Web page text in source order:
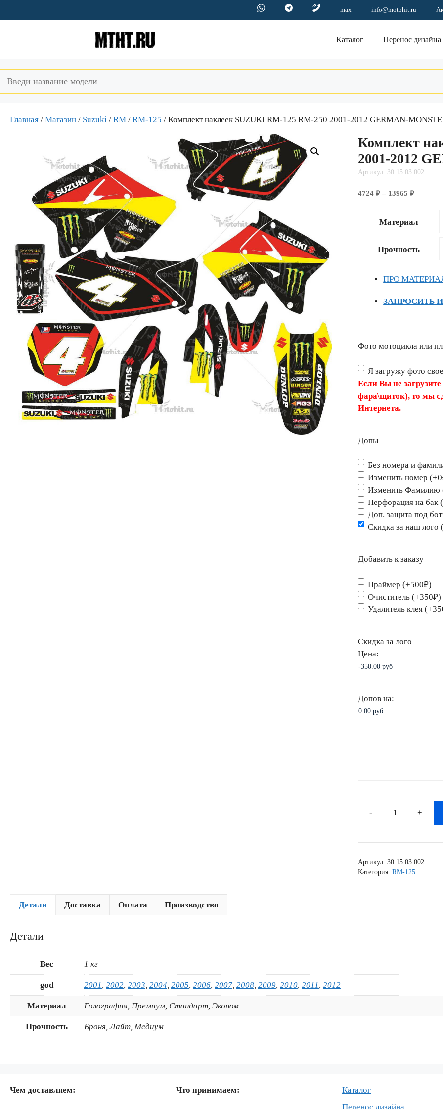
к
max info@motohit.ru
Каталог Перенос дизайна
Главная / Магазин / Suzuki / RM / RM-125 / Комплект наклеек SUZUKI RM-125 RM-250 2001-2012 GERMAN-
Комплект
2001-2012
Артикул: 30.15.03.002
4724₽ – 13965₽Диапазон
–
Материал
Прочность
ПРО
ЗАПРОСИТЬ
Фото мотоцикла или
Я загружу фото
Если Вы не
фара\щиток), то мы
Интернета.
Допы
Без номера и
Изменить номер
Изменить Фамилию
Перфорация на бак
Доп. защита под
Скидка за наш лого
Добавить к заказу
Праймер (+500₽)
Очиститель (+350₽)
Удалитель клея
Скидка за лого
Цена:
Допов на:
Количество
Комплект
SUZUKI
GERMAN-
Артикул:30.15.03.002
Категория:RM-125
Детали Доставка Оплата Производство
Детали
Вес 1 кг
god 2001, 2002, 2003, 2004, 2005, 2006, 2007, 2008, 2009, 2010, 2011, 2012
Материал Голография, Премиум, Стандарт, Эконом
Прочность Броня, Лайт, Медиум
Чем доставляем: Что принимаем:
Каталог
Перенос дизайна